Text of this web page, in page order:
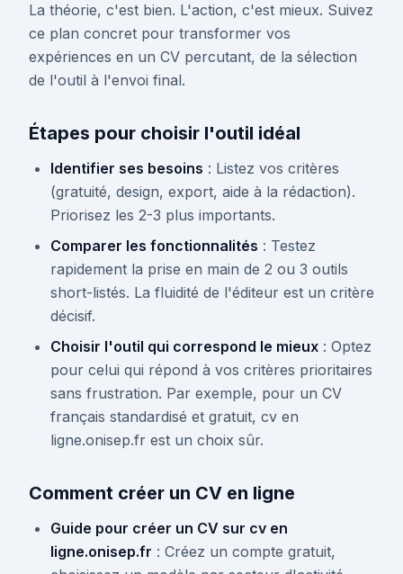
La théorie, c'est bien. L'action, c'est mieux. Suivez
ce plan concret pour transformer vos
expériences en un CV percutant, de la sélection
de l'outil à l'envoi final.
Étapes pour choisir l'outil idéal
Identifier ses besoins : Listez vos critères
(gratuité, design, export, aide à la rédaction).
Priorisez les 2-3 plus importants.
Comparer les fonctionnalités : Testez
rapidement la prise en main de 2 ou 3 outils
short-listés. La fluidité de l'éditeur est un critère
décisif.
Choisir l'outil qui correspond le mieux : Optez
pour celui qui répond à vos critères prioritaires
sans frustration. Par exemple, pour un CV
français standardisé et gratuit, cv en
ligne.onisep.fr est un choix sûr.
Comment créer un CV en ligne
Guide pour créer un CV sur cv en
ligne.onisep.fr : Créez un compte gratuit,